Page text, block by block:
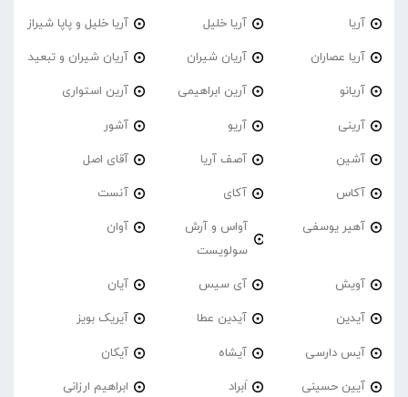
آریا آریا خلیل آریا خلیل و پاپا شیراز
آریا عصاران آریان شیران آریان شیران و تبعید
آریانو آرین ابراهیمی آرین استواری
آرینی آریو آشور
آشین آصف آریا آقای اصل
آکاس آکای آنست
آهیر یوسفی
آواس و آرش
سولویست
آوان
آویش آی سیس آیان
آیدین آیدین عطا آیریک بویز
آیس دارسی آیشاه آیکان
آیین حسینی اَبراد ابراهیم ارزانی